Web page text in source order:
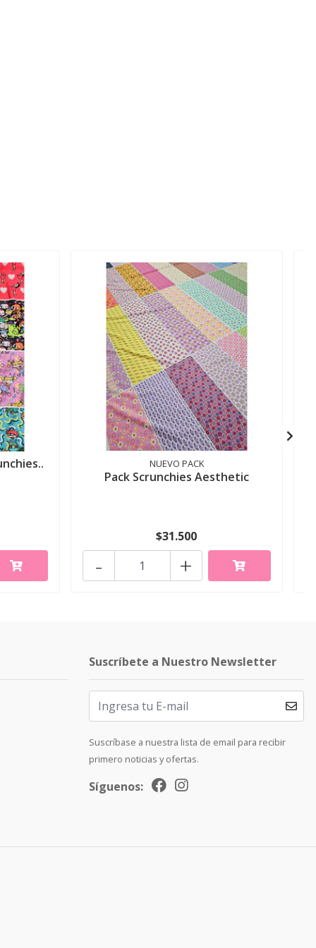
NUEVO PACK
Pack Scrunchies Aesthetic
$31.500
+
-
Suscríbete a Nuestro Newsletter
Suscríbase a nuestra lista de email para recibir
primero noticias y ofertas.
Síguenos: